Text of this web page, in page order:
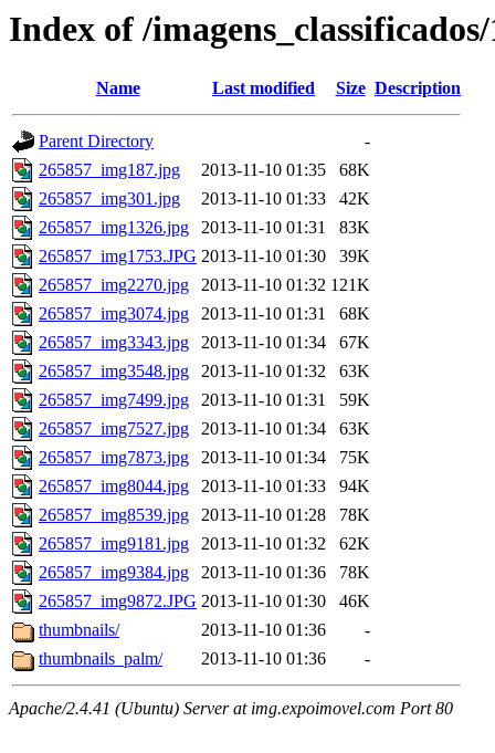
Index of /
Name Last modified Size Description
Parent Directory
-
265857_img187.jpg
2013-11-10 01:35
68K
265857_img301.jpg
2013-11-10 01:33
42K
265857_img1326.jpg
2013-11-10 01:31
83K
265857_img1753.JPG 2013-11-10 01:30
39K
265857_img2270.jpg
2013-11-10 01:32 121K
265857_img3074.jpg
2013-11-10 01:31
68K
265857_img3343.jpg
2013-11-10 01:34
67K
265857_img3548.jpg
2013-11-10 01:32
63K
265857_img7499.jpg
2013-11-10 01:31
59K
265857_img7527.jpg
2013-11-10 01:34
63K
265857_img7873.jpg
2013-11-10 01:34
75K
265857_img8044.jpg
2013-11-10 01:33
94K
265857_img8539.jpg
2013-11-10 01:28
78K
265857_img9181.jpg
2013-11-10 01:32
62K
265857_img9384.jpg
2013-11-10 01:36
78K
265857_img9872.JPG 2013-11-10 01:30
46K
thumbnails/
2013-11-10 01:36
-
thumbnails_palm/
2013-11-10 01:36 -
Apache/2.4.41 (Ubuntu) Server at img.expoimovel.com Port 80